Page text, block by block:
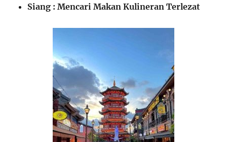
Siang : Mencari Makan Kulineran Terlezat